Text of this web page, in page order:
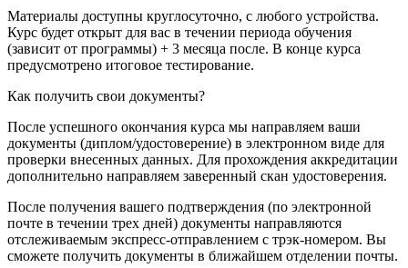
Материалы доступны круглосуточно, с любого устройства.
Курс будет открыт для вас в течении периода обучения
(зависит от программы) + 3 месяца после. В конце курса
предусмотрено итоговое тестирование.
Как получить свои документы?
После успешного окончания курса мы направляем ваши
документы (диплом/удостоверение) в электронном виде для
проверки внесенных данных. Для прохождения аккредитации
дополнительно направляем заверенный скан удостоверения.
После получения вашего подтверждения (по электронной
почте в течении трех дней) документы направляются
отслеживаемым экспресс-отправлением с трэк-номером. Вы
сможете получить документы в ближайшем отделении почты.